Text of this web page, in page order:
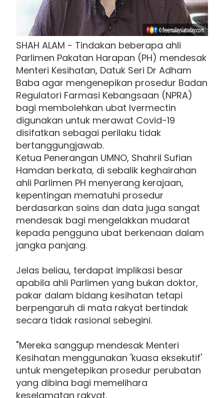
SHAH ALAM - Tindakan beberapa ahli
Parlimen Pakatan Harapan (PH) mendesak
Menteri Kesihatan, Datuk Seri Dr Adham
Baba agar mengenepikan prosedur Badan
Regulatori Farmasi Kebangsaan (NPRA)
bagi membolehkan ubat Ivermectin
digunakan untuk merawat Covid-19
disifatkan sebagai perilaku tidak
bertanggungjawab.
Ketua Penerangan UMNO, Shahril Sufian
Hamdan berkata, di sebalik keghairahan
ahli Parlimen PH menyerang kerajaan,
kepentingan mematuhi prosedur
berdasarkan sains dan data juga sangat
mendesak bagi mengelakkan mudarat
kepada pengguna ubat berkenaan dalam
jangka panjang.
Jelas beliau, terdapat implikasi besar
apabila ahli Parlimen yang bukan doktor,
pakar dalam bidang kesihatan tetapi
berpengaruh di mata rakyat bertindak
secara tidak rasional sebegini.
"Mereka sanggup mendesak Menteri
Kesihatan menggunakan 'kuasa eksekutif'
untuk mengetepikan prosedur perubatan
yang dibina bagi memelihara
keselamatan rakyat.